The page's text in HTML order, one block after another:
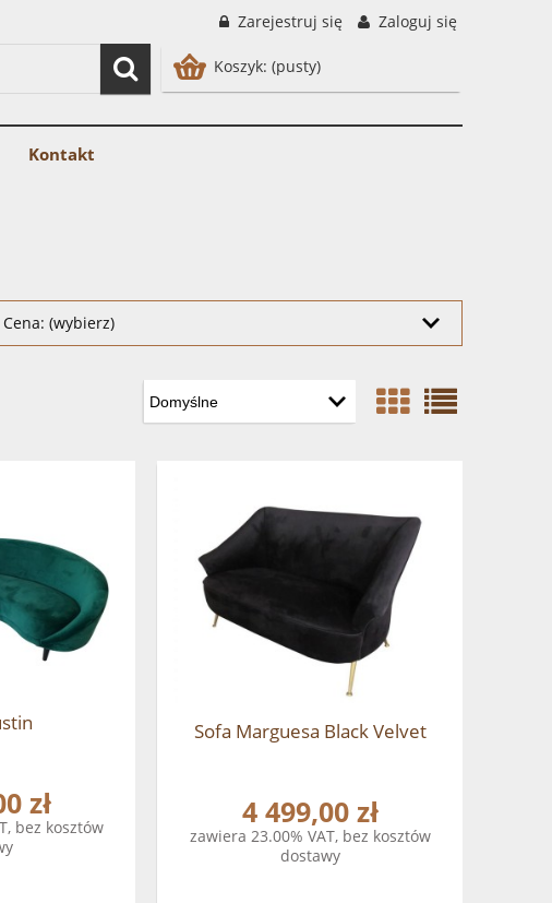
Zarejestruj się Zaloguj się
Koszyk: (pusty)
Kontakt
Cena: (wybierz)
zł
bez kosztów
Sofa Marguesa Black Velvet
4 499,00 zł
zawiera 23.00% VAT, bez kosztów
dostawy